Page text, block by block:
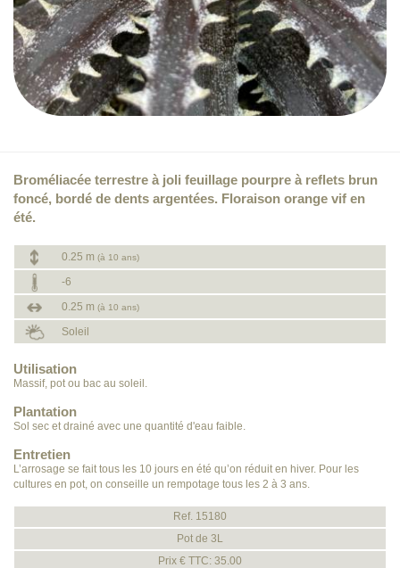
Broméliacée terrestre à joli feuillage pourpre à reflets brun
foncé, bordé de dents argentées. Floraison orange vif en
été.
0.25 m (à 10 ans)
-6
0.25 m (à 10 ans)
Soleil
Utilisation
Massif, pot ou bac au soleil.
Plantation
Sol sec et drainé avec une quantité d'eau faible.
Entretien
L’arrosage se fait tous les 10 jours en été qu’on réduit en hiver. Pour les
cultures en pot, on conseille un rempotage tous les 2 à 3 ans.
Ref. 15180
Pot de 3L
Prix € TTC: 35.00